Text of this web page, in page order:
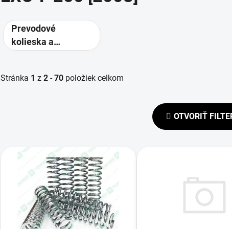
Prevodové
kolieska a
prevody
Stránka 1 z 2 -70 položiek celkom
OTVORIŤ